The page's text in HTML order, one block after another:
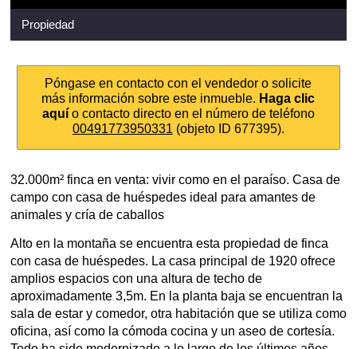
Propiedad
Póngase en contacto con el vendedor o solicite
más información sobre este inmueble. Haga clic
aquío contacto directo en el número de teléfono
00491773950331 (objeto ID 677395).
32.000m² finca en venta: vivir como en el paraíso. Casa de
campo con casa de huéspedes ideal para amantes de
animales y cría de caballos
Alto en la montaña se encuentra esta propiedad de finca
con casa de huéspedes. La casa principal de 1920 ofrece
amplios espacios con una altura de techo de
aproximadamente 3,5m. En la planta baja se encuentran la
sala de estar y comedor, otra habitación que se utiliza como
oficina, así como la cómoda cocina y un aseo de cortesía.